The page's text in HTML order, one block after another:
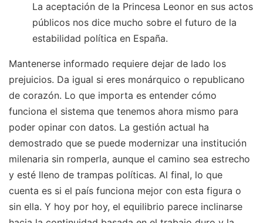
La aceptación de la Princesa Leonor en sus actos
públicos nos dice mucho sobre el futuro de la
estabilidad política en España.
Mantenerse informado requiere dejar de lado los
prejuicios. Da igual si eres monárquico o republicano
de corazón. Lo que importa es entender cómo
funciona el sistema que tenemos ahora mismo para
poder opinar con datos. La gestión actual ha
demostrado que se puede modernizar una institución
milenaria sin romperla, aunque el camino sea estrecho
y esté lleno de trampas políticas. Al final, lo que
cuenta es si el país funciona mejor con esta figura o
sin ella. Y hoy por hoy, el equilibrio parece inclinarse